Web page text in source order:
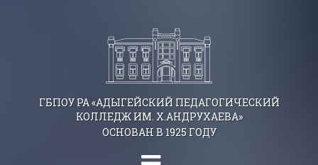
ГБПОУ РА «АДЫГЕЙСКИЙ ПЕДАГОГИЧЕСКИЙ
КОЛЛЕДЖ ИМ. Х.АНДРУХАЕВА»
ОСНОВАН В 1925 ГОДУ